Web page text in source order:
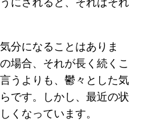
分になることはありま
場合、それが長く続くこ
うよりも、鬱々とした気
です。しかし、最近の状
くなっています。